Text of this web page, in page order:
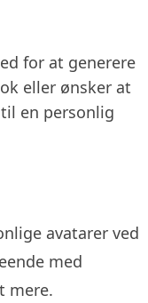
for at generere
eller ønsker at
en personlig
avatarer ved
med
mere.